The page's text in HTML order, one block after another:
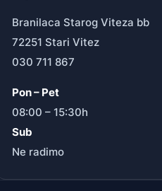
Branilaca Starog Viteza bb
72251 Stari Vitez
030 711 867
Pon – Pet
08:00 – 15:30h
Sub
Ne radimo